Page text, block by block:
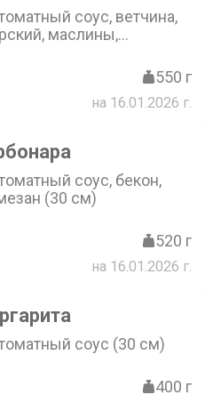
соус, ветчина,
маслины,
550 г
на 16.01.2026 г.
соус, бекон,
(30 см)
520 г
на 16.01.2026 г.
соус (30 см)
400 г